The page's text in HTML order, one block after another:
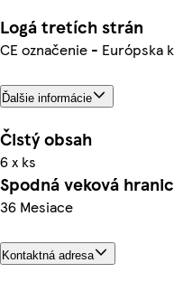
Logá tretích strán
CE označenie - Európska
Ďalšie informácie
Čistý obsah
6 x ks
Spodná veková
36 Mesiace
Kontaktná adresa